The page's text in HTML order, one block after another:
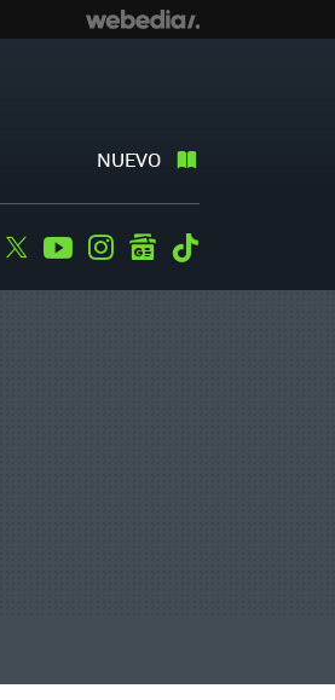
NUEVO
Facebook
TwitterYoutubeInstagramgooglenews